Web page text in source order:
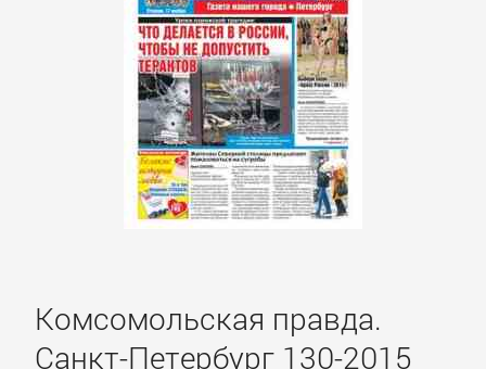
Комсомольская правда.
Санкт-Петербург 130-2015
образовательная
литература
Социология
Техническая
Физика